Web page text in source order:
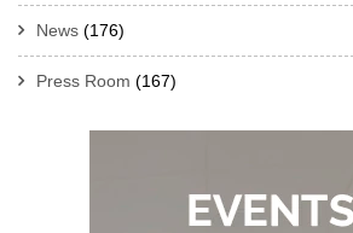
News (176)
Press Room (167)